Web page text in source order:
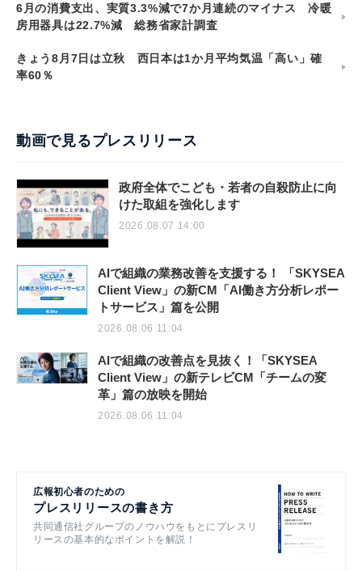
6月の消費支出、実質3.3%減で7か月連続のマイナス 冷暖
房用器具は22.7%減 総務省家計調査
きょう8月7日は立秋 西日本は1か月平均気温「高い」確
率60％
動画で見るプレスリリース
政府全体でこども・若者の自殺防止に向
けた取組を強化します
2026.08.07 14:00
AIで組織の業務改善を支援する！ 「SKYSEA
Client View」の新CM「AI働き方分析レポー
トサービス」篇を公開
2026.08.06 11:04
AIで組織の改善点を見抜く！「SKYSEA
Client View」の新テレビCM「チームの変
革」篇の放映を開始
2026.08.06 11:04
広報初心者のための
プレスリリースの書き方
共同通信社グループのノウハウをもとにプレスリ
リースの基本的なポイントを解説！